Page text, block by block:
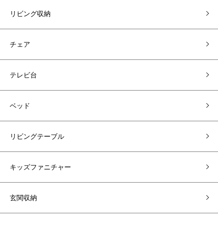
リビング収納
チェア
テレビ台
ベッド
リビングテーブル
キッズファニチャー
玄関収納